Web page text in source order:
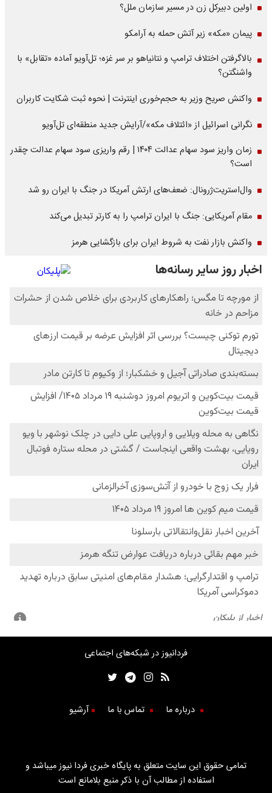
اولین دبیرکل زن در مسیر سازمان‌ ملل؟
پیمان «مکه» زیر آتش حمله به آرامکو
بالاگرفتن اختلاف ترامپ و نتانیاهو بر سر غزه؛ تل‌آویو آماده «تقابل» با
واشنگتن؟
واکنش صریح وزیر به حجم‌خوری اینترنت | نحوه ثبت شکایت کاربران
نگرانی اسرائیل از «ائتلاف مکه»/آرایش جدید منطقه‌ای تل‌آویو
زمان واریز سود سهام عدالت ۱۴۰۴ | رقم واریزی سود سهام عدالت چقدر
است؟
وال‌استریت‌ژرونال: ضعف‌های ارتش آمریکا در جنگ با ایران رو شد
مقام آمریکایی: جنگ با ایران ترامپ را به کارتر تبدیل می‌کند
واکنش بازار نفت به شروط ایران برای بازگشایی هرمز
فردانیوز در شبکه‌های اجتماعی
درباره ما تماس با ما آرشیو
تمامی حقوق این سایت متعلق به پایگاه خبری فردا نیوز میباشد و
استفاده از مطالب آن با ذکر منبع بلامانع است